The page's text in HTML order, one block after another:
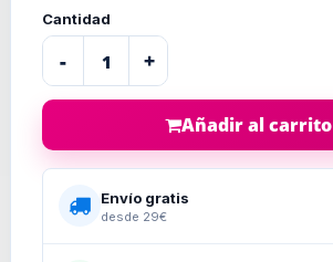
Cantidad
- +
Añadir al carrito
Envío gratis
desde 29€